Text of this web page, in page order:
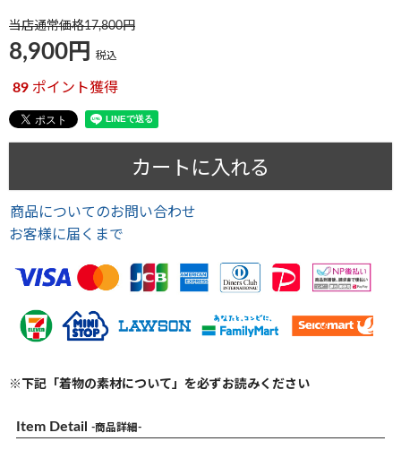
当店通常価格17,800
8,900 税込
89 ポイント獲得
カートに入れる
商品についてのお問い合わせ
お客様に届くまで
※下記「着物の素材について」を必ずお読みください
Item Detail -商品詳細-